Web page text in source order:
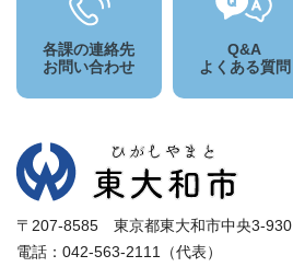
各課の連絡先
お問い合わせ
Q&A
よくある質問
〒207-8585 東京都東大和市中央3-930
電話：042-563-2111（代表）